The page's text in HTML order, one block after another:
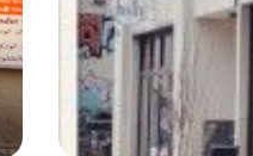
carottes… Croissants […]